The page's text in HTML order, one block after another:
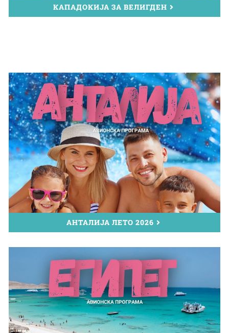
КАПАДОКИЈА ЗА ВЕЛИГДЕН
АНТАЛИЈА ЛЕТО 2026